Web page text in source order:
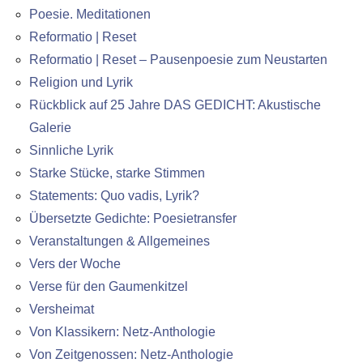
Poesie. Meditationen
Reformatio | Reset
Reformatio | Reset – Pausenpoesie zum Neustarten
Religion und Lyrik
Rückblick auf 25 Jahre DAS GEDICHT: Akustische
Galerie
Sinnliche Lyrik
Starke Stücke, starke Stimmen
Statements: Quo vadis, Lyrik?
Übersetzte Gedichte: Poesietransfer
Veranstaltungen & Allgemeines
Vers der Woche
Verse für den Gaumenkitzel
Versheimat
Von Klassikern: Netz-Anthologie
Von Zeitgenossen: Netz-Anthologie